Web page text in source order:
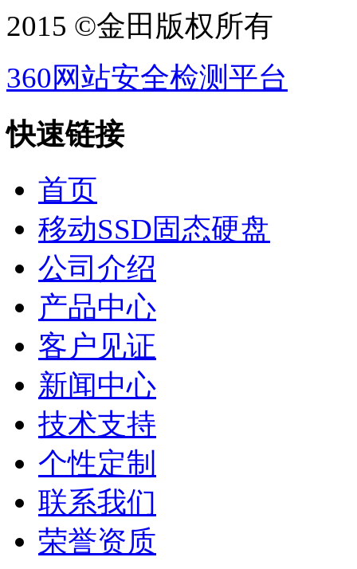
2015 ©金田版权所有
360网站安全检测平台
快速链接
首页
移动SSD固态硬盘
公司介绍
产品中心
客户见证
新闻中心
技术支持
个性定制
联系我们
荣誉资质